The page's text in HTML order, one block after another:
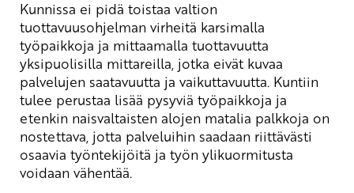
Kunnissa ei pidä toistaa valtion
tuottavuusohjelman virheitä karsimalla
työpaikkoja ja mittaamalla tuottavuutta
yksipuolisilla mittareilla, jotka eivät kuvaa
palvelujen saatavuutta ja vaikuttavuutta. Kuntiin
tulee perustaa lisää pysyviä työpaikkoja ja
etenkin naisvaltaisten alojen matalia palkkoja on
nostettava, jotta palveluihin saadaan riittävästi
osaavia työntekijöitä ja työn ylikuormitusta
voidaan vähentää.